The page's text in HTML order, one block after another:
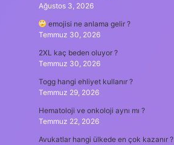
Ağustos 3, 2026
emojisi ne anlama gelir ?
Temmuz 30, 2026
2XL kaç beden oluyor ?
Temmuz 30, 2026
Togg hangi ehliyet kullanır ?
Temmuz 29, 2026
Hematoloji ve onkoloji aynı mı ?
Temmuz 22, 2026
Avukatlar hangi ülkede en çok kazanır ?